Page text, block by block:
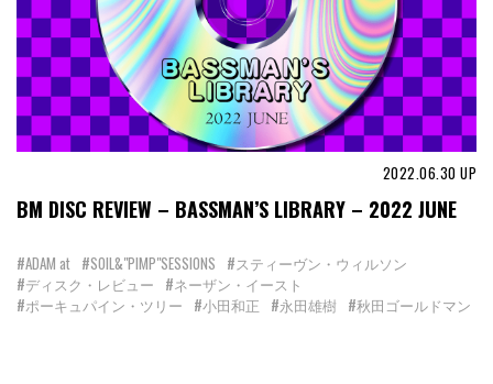
2022.06.30 UP
BM DISC REVIEW – BASSMAN’S LIBRARY – 2022 JUNE
#ADAM at #SOIL&"PIMP"SESSIONS #スティーヴン・ウィルソン
#ディスク・レビュー #ネーザン・イースト
#ポーキュパイン・ツリー #小田和正 #永田雄樹 #秋田ゴールドマン